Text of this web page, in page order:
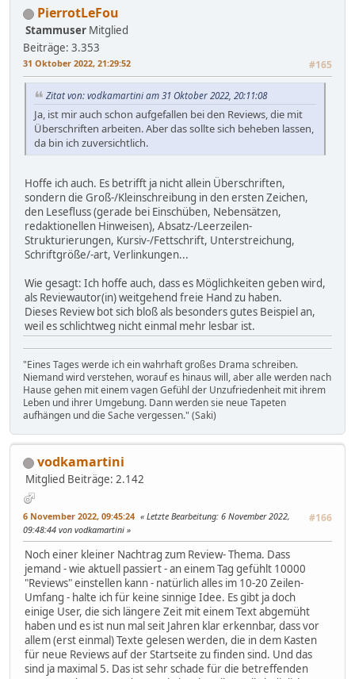
PierrotLeFou
Stammuser Mitglied
Beiträge: 3.353
31 Oktober 2022, 21:29:52 #165
Zitat von: vodkamartini am 31 Oktober 2022, 20:11:08
Ja, ist mir auch schon aufgefallen bei den Reviews, die mit
Überschriften arbeiten. Aber das sollte sich beheben lassen,
da bin ich zuversichtlich.
Hoffe ich auch. Es betrifft ja nicht allein Überschriften,
sondern die Groß-/Kleinschreibung in den ersten Zeichen,
den Lesefluss (gerade bei Einschüben, Nebensätzen,
redaktionellen Hinweisen), Absatz-/Leerzeilen-
Strukturierungen, Kursiv-/Fettschrift, Unterstreichung,
Schriftgröße/-art, Verlinkungen...
Wie gesagt: Ich hoffe auch, dass es Möglichkeiten geben wird,
als Reviewautor(in) weitgehend freie Hand zu haben.
Dieses Review bot sich bloß als besonders gutes Beispiel an,
weil es schlichtweg nicht einmal mehr lesbar ist.
"Eines Tages werde ich ein wahrhaft großes Drama schreiben.
Niemand wird verstehen, worauf es hinaus will, aber alle werden nach
Hause gehen mit einem vagen Gefühl der Unzufriedenheit mit ihrem
Leben und ihrer Umgebung. Dann werden sie neue Tapeten
aufhängen und die Sache vergessen." (Saki)
vodkamartini
Mitglied Beiträge: 2.142
6 November 2022, 09:45:24 #166
Letzte Bearbeitung: 6 November 2022,
09:48:44 von vodkamartini
Noch einer kleiner Nachtrag zum Review- Thema. Dass
jemand - wie aktuell passiert - an einem Tag gefühlt 10000
"Reviews" einstellen kann - natürlich alles im 10-20 Zeilen-
Umfang - halte ich für keine sinnige Idee. Es gibt ja doch
einige User, die sich längere Zeit mit einem Text abgemüht
haben und es ist nun mal seit Jahren klar erkennbar, dass vor
allem (erst einmal) Texte gelesen werden, die in dem Kasten
für neue Reviews auf der Startseite zu finden sind. Und das
sind ja maximal 5. Das ist sehr schade für die betreffenden